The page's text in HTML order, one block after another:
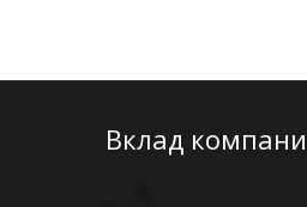
Вклад